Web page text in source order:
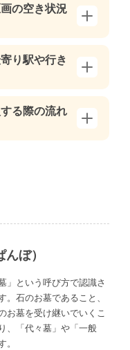
の空き状況
り駅や行き
る際の流れ
ぼ）
」という呼び方で認識さ
。石のお墓であること、
お墓を受け継いでいくこ
、「代々墓」や「一般
。